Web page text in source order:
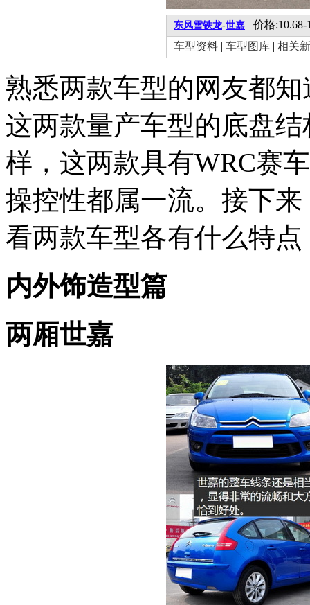
东风雪铁龙-世嘉 价格:10.68-
车型资料 | 车型图库 | 相关
熟悉两款车型的网友都
这两款量产车型的底盘
样，这两款具有WRC赛
操控性都属一流。接下
看两款车型各有什么特
内外饰造型篇
两厢世嘉